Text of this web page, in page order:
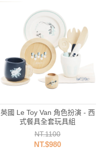
英國 Le Toy Van 角色扮演 - 西
式餐具全套玩具組
NT.1100
NT.$980